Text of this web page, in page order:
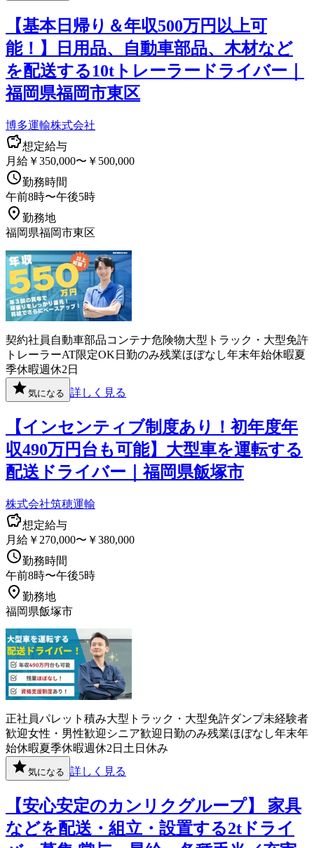
【基本日帰り＆年収500万円以上可
能！】日用品、自動車部品、木材など
を配送する10tトレーラードライバー｜
福岡県福岡市東区
博多運輸株式会社
想定給与
月給￥350,000〜￥500,000
勤務時間
午前8時〜午後5時
勤務地
福岡県福岡市東区
契約社員 自動車部品コンテナ危険物大型トラック・大型免許
トレーラーAT限定OK 日勤のみ残業ほぼなし年末年始休暇夏
季休暇週休2日
気になる 詳しく見る
【インセンティブ制度あり！初年度年
収490万円台も可能】大型車を運転する
配送ドライバー｜福岡県飯塚市
株式会社筑穂運輸
想定給与
月給￥270,000〜￥380,000
勤務時間
午前8時〜午後5時
勤務地
福岡県飯塚市
正社員パレット積み大型トラック・大型免許ダンプ未経験者
歓迎女性・男性歓迎 シニア歓迎 日勤のみ残業ほぼなし年末年
始休暇夏季休暇週休2日 土日休み
気になる 詳しく見る
【安心安定のカンリクグループ】 家具
などを配送・組立・設置する2tドライ